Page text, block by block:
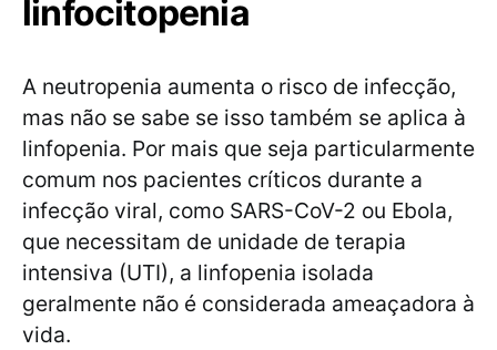
linfocitopenia
A neutropenia aumenta o risco de infecção,
mas não se sabe se isso também se aplica à
linfopenia. Por mais que seja particularmente
comum nos pacientes críticos durante a
infecção viral, como SARS-CoV-2 ou Ebola,
que necessitam de unidade de terapia
intensiva (UTI), a linfopenia isolada
geralmente não é considerada ameaçadora à
vida.